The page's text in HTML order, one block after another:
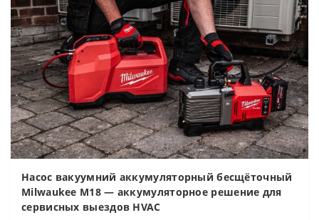
Насос вакуумний аккумуляторный бесщёточный
Milwaukee M18 — аккумуляторное решение для
сервисных выездов HVAC